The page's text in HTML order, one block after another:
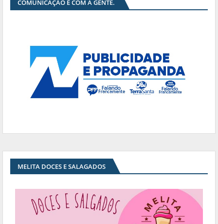
COMUNICAÇÃO É COM A GENTE.
MELITA DOCES E SALAGADOS